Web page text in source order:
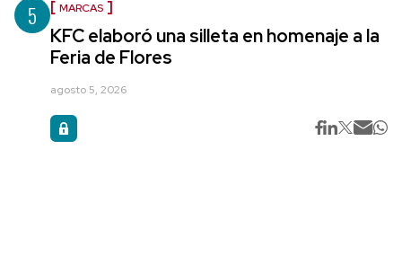
5 MARCAS
KFC elaboró una silleta en homenaje a la
Feria de Flores
agosto 5, 2026